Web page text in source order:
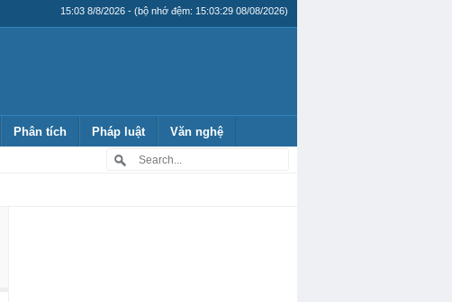
15:03 8/8/2026 - (bộ nhớ đệm: 15:03:29 08/08/2026)
Phân tích Pháp luật Văn nghệ